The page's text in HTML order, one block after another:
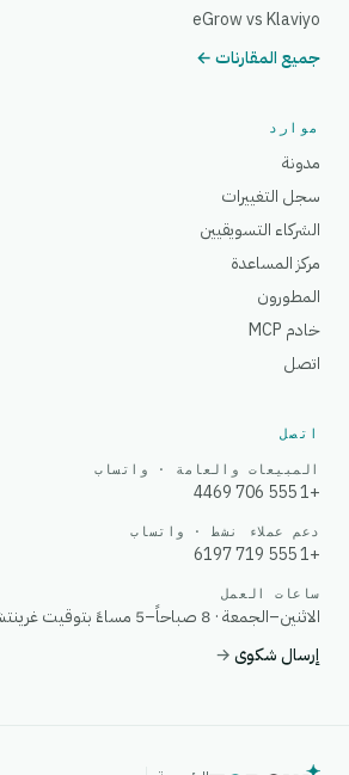
eGrow vs Klaviyo
جميع المقارنات ←
موارد
مدونة
سجل التغييرات
الشركاء التسويقيين
مركز المساعدة
المطورون
خادم MCP
اتصل
اتصل
المبيعات والعامة · واتساب
+1 555 706 4469
دعم عملاء نشط · واتساب
+1 555 719 6197
ساعات العمل
الاثنين–الجمعة · 8 صباحاً–5 مساءً بتوقيت غرينتش+1
إرسال شكوى→